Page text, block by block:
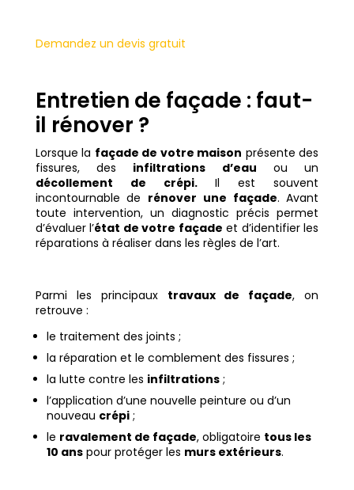
Demandez un devis gratuit
Entretien de façade : faut-
il rénover ?
Lorsque la façade de votre maison présente des
fissures, des infiltrations d’eau ou un
décollement de crépi.Il est souvent
incontournable de rénover une façade. Avant
toute intervention, un diagnostic précis permet
d’évaluer l’état de votre façade et d’identifier les
réparations à réaliser dans les règles de l’art.
Parmi les principaux travaux de façade, on
retrouve :
le traitement des joints ;
la réparation et le comblement des fissures ;
la lutte contre les infiltrations;
l’application d’une nouvelle peinture ou d’un
nouveau crépi;
le ravalement de façade, obligatoire tous les
10 anspour protéger les murs extérieurs.